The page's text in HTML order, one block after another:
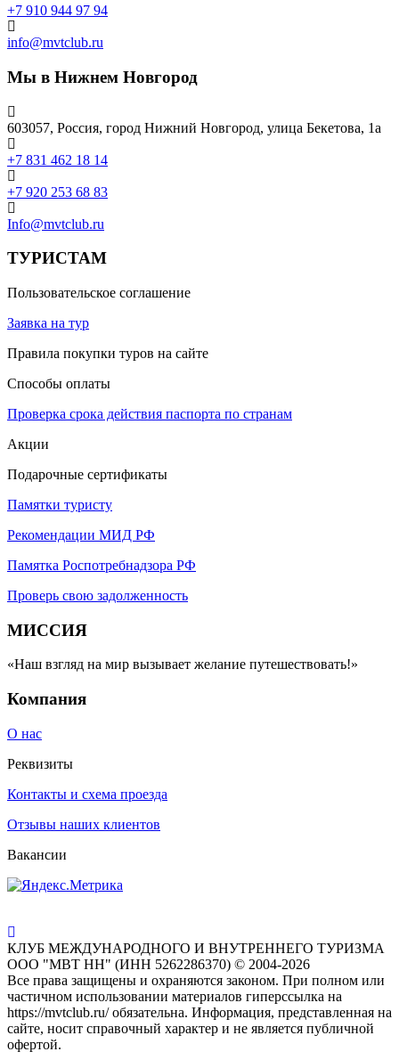
+7 910 944 97 94
info@mvtclub.ru
Мы в Нижнем Новгород
603057, Россия, город Нижний Новгород, улица Бекетова, 1а
+7 831 462 18 14
+7 920 253 68 83
Info@mvtclub.ru
ТУРИСТАМ
Пользовательское соглашение
Заявка на тур
Правила покупки туров на сайте
Способы оплаты
Проверка срока действия паспорта по странам
Акции
Подарочные сертификаты
Памятки туристу
Рекомендации МИД РФ
Памятка Роспотребнадзора РФ
Проверь свою задолженность
МИССИЯ
«Наш взгляд на мир вызывает желание путешествовать!»
Компания
О нас
Реквизиты
Контакты и схема проезда
Отзывы наших клиентов
Вакансии
КЛУБ МЕЖДУНАРОДНОГО И ВНУТРЕННЕГО ТУРИЗМА
ООО "МВТ НН" (ИНН 5262286370) © 2004-2026
Все права защищены и охраняются законом. При полном или
частичном использовании материалов гиперссылка на
https://mvtclub.ru/ обязательна. Информация, представленная на
сайте, носит справочный характер и не является публичной
офертой.